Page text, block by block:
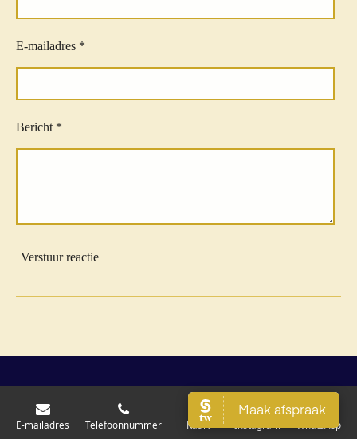
E-mailadres *
Bericht *
Verstuur reactie
E-mailadres Telefoonnummer Kaart WhatsApp